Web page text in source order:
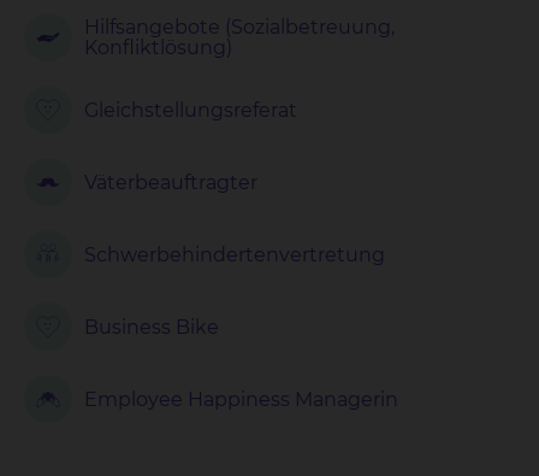
Hilfsangebote (Sozialbetreuung,
Konfliktlösung)
Gleichstellungsreferat
Väterbeauftragter
Schwerbehindertenvertretung
Business Bike
Employee Happiness Managerin